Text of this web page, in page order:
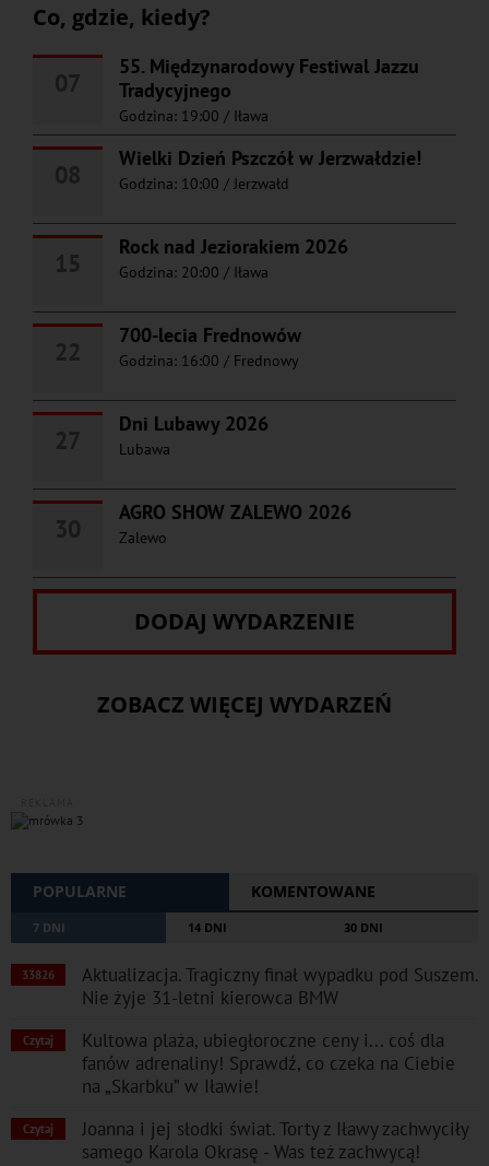
Co, gdzie, kiedy?
55. Międzynarodowy Festiwal Jazzu
Tradycyjnego
Godzina: 19:00 / Iława
Wielki Dzień Pszczół w Jerzwałdzie!
Godzina: 10:00 / Jerzwałd
Rock nad Jeziorakiem 2026
Godzina: 20:00 / Iława
700-lecia Frednowów
Godzina: 16:00 / Frednowy
Dni Lubawy 2026
Lubawa
AGRO SHOW ZALEWO 2026
Zalewo
DODAJ WYDARZENIE
ZOBACZ WIĘCEJ WYDARZEŃ
POPULARNE KOMENTOWANE
7 DNI 14 DNI 30 DNI
33826
Aktualizacja. Tragiczny finał wypadku pod Suszem.
Nie żyje 31-letni kierowca BMW
Czytaj
Kultowa plaża, ubiegłoroczne ceny i... coś dla
fanów adrenaliny! Sprawdź, co czeka na Ciebie
na „Skarbku” w Iławie!
Czytaj
Joanna i jej słodki świat. Torty z Iławy zachwyciły
samego Karola Okrasę - Was też zachwycą!